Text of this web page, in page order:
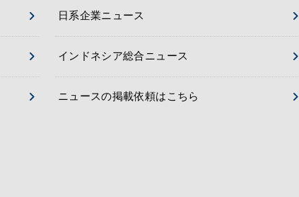
日系企業ニュース
インドネシア総合ニュース
ニュースの掲載依頼はこちら